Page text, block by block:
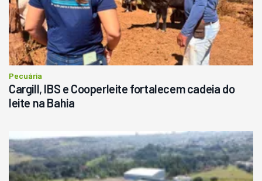
Pecuária
Cargill, IBS e Cooperleite fortalecem cadeia do
leite na Bahia